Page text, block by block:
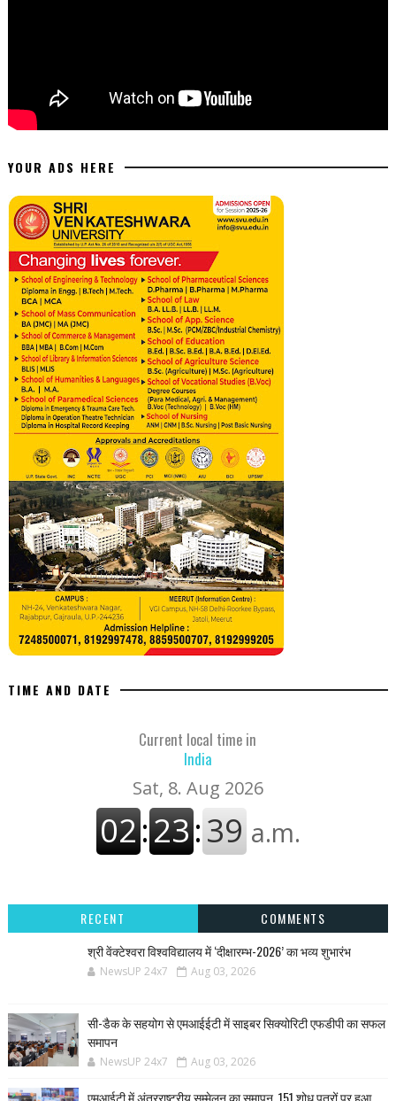
YOUR ADS HERE
TIME AND DATE
Current local time in
India
RECENT
COMMENTS
श्री वेंक्टेश्वरा विश्वविद्यालय में ‘दीक्षारम्भ-2026’ का भव्य शुभारंभ
NewsUP 24x7 Aug 03, 2026
सी-डैक के सहयोग से एमआईईटी में साइबर सिक्योरिटी एफडीपी का सफल
समापन
NewsUP 24x7 Aug 03, 2026
एमआईटी में अंतरराष्ट्रीय सम्मेलन का समापन, 151 शोध पत्रों पर हुआ